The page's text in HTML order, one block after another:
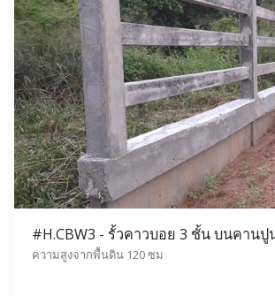
#H.CBW3 - รั้วคาวบอย 3 ชั้น บนคานปู
ความสูงจากพื้นดิน 120 ซม